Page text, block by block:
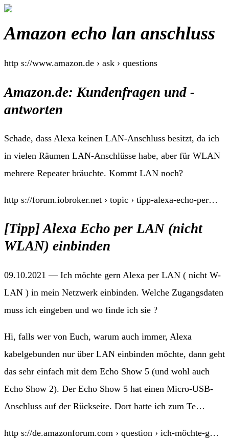
Amazon echo lan anschluss
http s://www.amazon.de › ask › questions
Amazon.de: Kundenfragen und -
antworten
Schade, dass Alexa keinen LAN-Anschluss besitzt, da ich
in vielen Räumen LAN-Anschlüsse habe, aber für WLAN
mehrere Repeater bräuchte. Kommt LAN noch?
http s://forum.iobroker.net › topic › tipp-alexa-echo-per…
[Tipp] Alexa Echo per LAN (nicht
WLAN) einbinden
09.10.2021 — Ich möchte gern Alexa per LAN ( nicht W-
LAN ) in mein Netzwerk einbinden. Welche Zugangsdaten
muss ich eingeben und wo finde ich sie ?
Hi, falls wer von Euch, warum auch immer, Alexa
kabelgebunden nur über LAN einbinden möchte, dann geht
das sehr einfach mit dem Echo Show 5 (und wohl auch
Echo Show 2). Der Echo Show 5 hat einen Micro-USB-
Anschluss auf der Rückseite. Dort hatte ich zum Te…
http s://de.amazonforum.com › question › ich-möchte-g…